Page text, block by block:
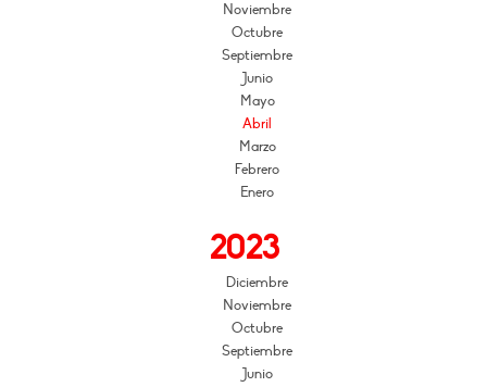
Noviembre
Octubre
Septiembre
Junio
Mayo
Abril
Marzo
Febrero
Enero
2023
Diciembre
Noviembre
Octubre
Septiembre
Junio